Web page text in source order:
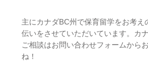
主にカナダBC州で保育留学をお考え
伝いをさせていただいています。カ
ご相談はお問い合わせフォームから
ね！